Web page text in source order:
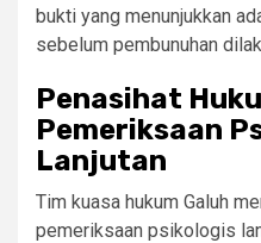
bukti yang menunjukkan
sebelum pembunuhan
Penasihat
Pemeriksaan
Lanjutan
Tim kuasa hukum Galuh
pemeriksaan psikologis